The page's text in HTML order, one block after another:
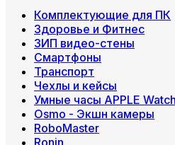
Комплектующие для ПК
Здоровье и Фитнес
ЗИП видео-стены
Смартфоны
Транспорт
Чехлы и кейсы
Умные часы APPLE Watch
Osmo - Экшн камеры
RoboMaster